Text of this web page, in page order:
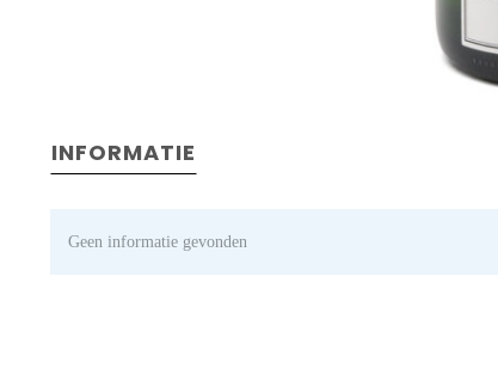
INFORMATIE
Geen informatie gevonden